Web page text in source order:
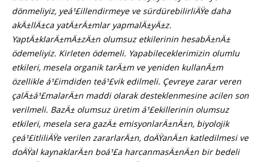
dönmeliyiz, yeá¹£illendirmeye ve sürdürebilirliÄŸe daha
akÄ±llÄ±ca yatÄ±rÄ±mlar yapmalÄ±yÄ±z.
YaptÄ±klarÄ±mÄ±zÄ±n olumsuz etkilerinin hesabÄ±nÄ±
ödemeliyiz. Kirleten ödemeli. Yapabileceklerimizin olumlu
etkileri, mesela organik tarÄ±m ve yeniden kullanÄ±m
özellikle á¹£imdiden teá¹£vik edilmeli. Çevreye zarar veren
çalÄ±á¹£malarÄ±n maddi olarak desteklenmesine acilen son
verilmeli. BazÄ± olumsuz üretim á¹£ekillerinin olumsuz
etkileri, mesela sera gazÄ± emisyonlarÄ±nÄ±n, biyolojik
çeá¹£itliliÄŸe verilen zararlarÄ±n, doÄŸanÄ±n katledilmesi ve
doÄŸal kaynaklarÄ±n boá¹£a harcanmasÄ±nÄ±n bir bedeli